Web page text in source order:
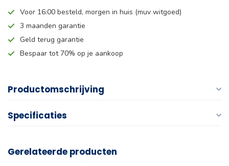
Voor 16:00 besteld, morgen in huis (muv witgoed)
3 maanden garantie
Geld terug garantie
Bespaar tot 70% op je aankoop
Productomschrijving
Specificaties
Gerelateerde producten